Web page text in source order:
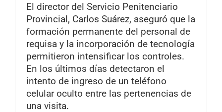
El director del Servicio Penitenciario
Provincial, Carlos Suárez, aseguró que la
formación permanente del personal de
requisa y la incorporación de tecnología
permitieron intensificar los controles.
En los últimos días detectaron el
intento de ingreso de un teléfono
celular oculto entre las pertenencias de
una visita.